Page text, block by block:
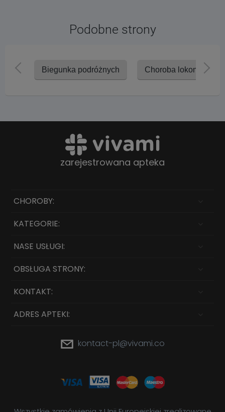
Podobne strony
Biegunka podróżnych Choroba lokomocyjna
zarejestrowana apteka
CHOROBY:
KATEGORIE:
NASE USŁUGI:
OBSŁUGA STRONY:
KONTAKT:
ADRES APTEKI:
kontact-pl@vivami.co